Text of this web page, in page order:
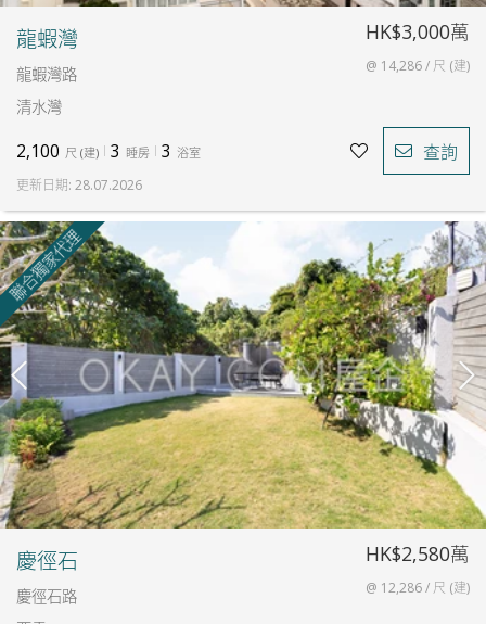
龍蝦灣
龍蝦灣路
清水灣
HK$3,000萬
@ 14,286 / 尺 (建)
2,100 尺 (建) 3 睡房 3 浴室 查詢
更新日期: 28.07.2026
慶徑石
慶徑石路
HK$2,580萬
@ 12,286 / 尺 (建)
聯合獨家代理